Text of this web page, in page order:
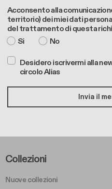
Acconsento alla
territorio) dei miei dati
del trattamento di questa
Si
No
Desidero iscrivermi alla
circolo Alias
Footer Left
Collezioni
Nuove collezioni